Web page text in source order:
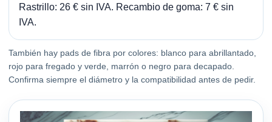
Rastrillo: 26 € sin IVA. Recambio de goma: 7 € sin
IVA.
También hay pads de fibra por colores: blanco para abrillantado,
rojo para fregado y verde, marrón o negro para decapado.
Confirma siempre el diámetro y la compatibilidad antes de pedir.